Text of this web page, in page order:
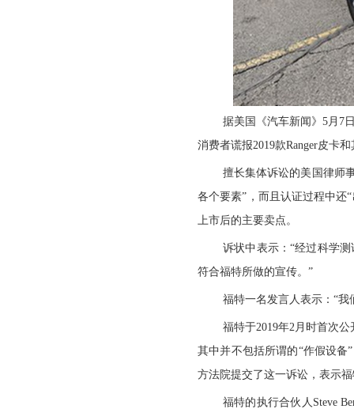
据美国《汽车新闻》5月7
消费者谎报2019款Ranger皮卡
擅长集体诉讼的美国律师
各个要素”，而且认证过程中还
上市后的主要卖点。
诉状中表示：“经过科学
符合福特所做的宣传。”
福特一名发言人表示：“
福特于2019年2月时首次
其中并不包括所谓的“作假设备
方法院提交了这一诉讼，表示
福特的执行合伙人Steve